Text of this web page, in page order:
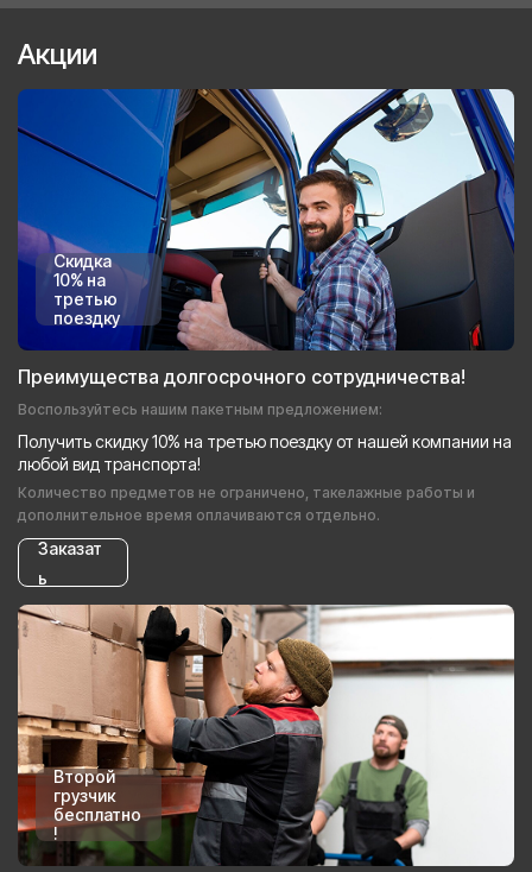
Акции
Скидка
10% на
третью
поездку
Преимущества долгосрочного сотрудничества!
Воспользуйтесь нашим пакетным предложением:
Получить скидку 10% на третью поездку от нашей компании на
любой вид транспорта!
Количество предметов не ограничено, такелажные работы и
дополнительное время оплачиваются отдельно.
Заказат
ь
Второй
грузчик
бесплатно
!